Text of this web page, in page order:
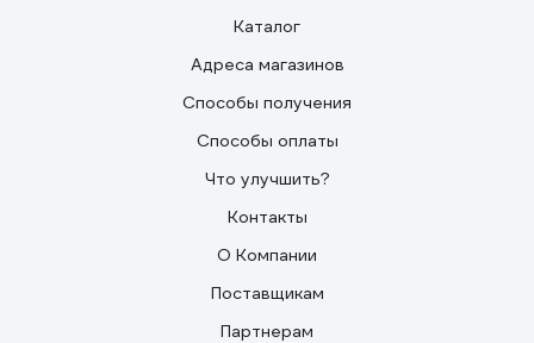
Каталог
Адреса магазинов
Способы получения
Способы оплаты
Что улучшить?
Контакты
О Компании
Поставщикам
Партнерам